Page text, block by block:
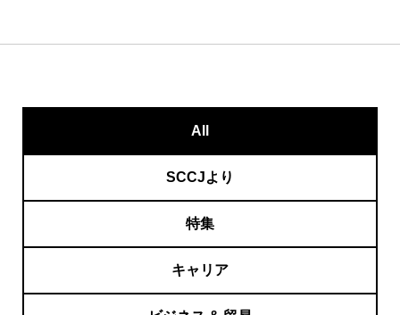
All
SCCJより
特集
キャリア